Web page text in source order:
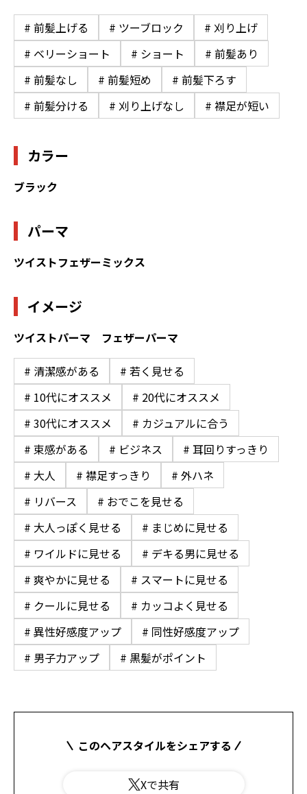
# 前髪上げる # ツーブロック
# 刈り上げ
# ベリーショート
# ショート
# 前髪あり
# 前髪なし
# 前髪短め
# 前髪下ろす
# 前髪分ける
# 刈り上げなし # 襟足が短い
カラー
ブラック
パーマ
ツイストフェザーミックス
イメージ
ツイストパーマ フェザーパーマ
# 清潔感がある
# 若く見せる
# 10代にオススメ
# 20代にオススメ
# 30代にオススメ
# カジュアルに合う
# 束感がある
# ビジネス
# 耳回りすっきり
# 大人
# 襟足すっきり
# 外ハネ
# リバース
# おでこを見せる
# 大人っぽく見せる
# まじめに見せる
# ワイルドに見せる
# デキる男に見せる
# 爽やかに見せる
# スマートに見せる
# クールに見せる
# カッコよく見せる
# 異性好感度アップ
# 同性好感度アップ
# 男子力アップ
# 黒髪がポイント
このヘアスタイルをシェアする
Xで共有